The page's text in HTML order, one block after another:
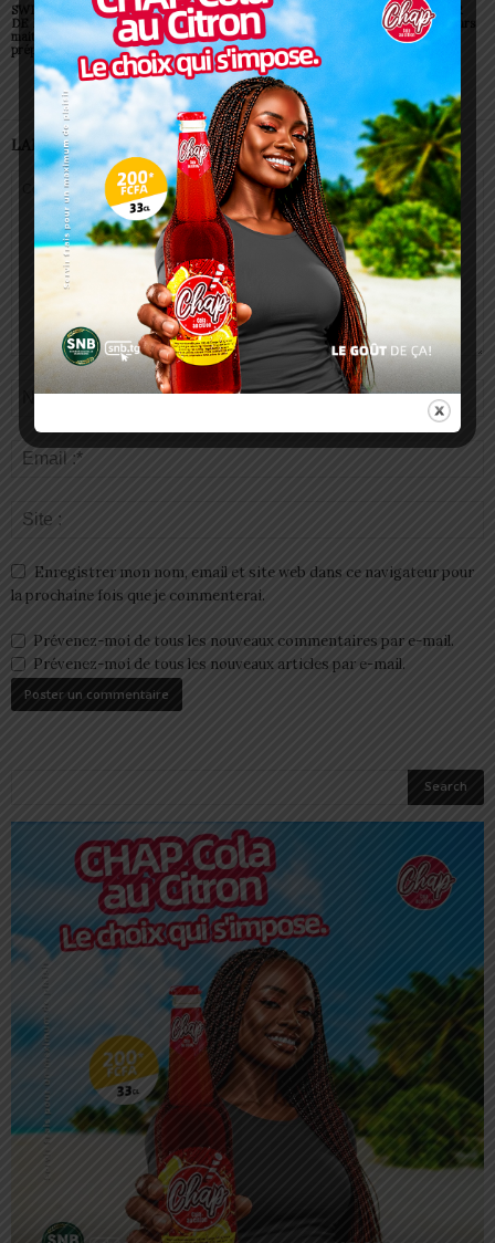
SWEDD+ Togo / ECOLE
DE LA CHANCE : les
maitres-artisans se
préparent à transmettre
Glory Night 2026: Sonnie
Badu fait chanter des
milliers de personnes à
Lomé
Vogan : AGRI-ESPOIR
récompense les meilleurs
talents
LAISSER UN COMMENTAIRE
Enregistrer mon nom, email et site web dans ce navigateur pour
la prochaine fois que je commenterai.
Prévenez-moi de tous les nouveaux commentaires par e-mail.
Prévenez-moi de tous les nouveaux articles par e-mail.